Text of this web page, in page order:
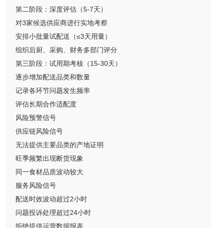
第二阶段：深度评估（5-7天）
对3家候选供应商进行实地考察
安排小批量试配送（≤3天用量）
组织后厨、采购、财务多部门评分
第三阶段：试用期考核（15-30天）
逐步增加配送品类和数量
记录各环节问题发生频率
评估长期合作适配度
风险预警信号
供应链风险信号
无法提供主要品类的产地证明
旺季频繁出现断货现象
同一食材品质波动较大
服务风险信号
配送时效波动超过2小时
问题投诉处理超过24小时
拒绝提供运营数据报表